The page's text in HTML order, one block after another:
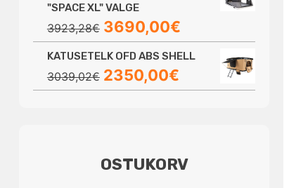
"SPACE XL" VALGE
3923,28€ Algne
hind
oli:
3923,28€.
3690,00€Praegune
hind
on:
3690,00€.
KATUSETELK OFD ABS SHELL
3039,02€ Algne
hind
2350,00€Praegune
hind
OSTUKORV